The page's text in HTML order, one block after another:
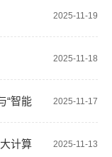
2025-11-19
2025-11-18
2025-11-17
“智能
2025-11-13
计算